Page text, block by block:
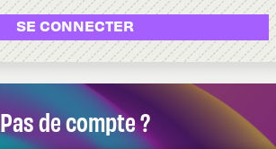
Pas de compte ?
SE CONNECTER